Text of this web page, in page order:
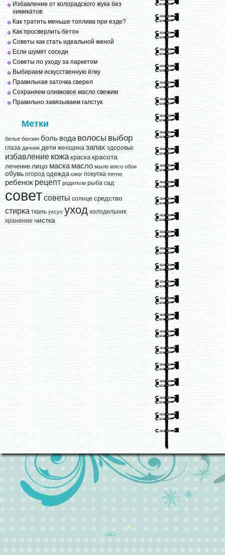
Избавление от колорадского жука без
химикатов
Как тратить меньше топлива при езде?
Как просверлить бетон
Советы как стать идеальной женой
Если шумят соседи
Советы по уходу за паркетом
Выбираем искусственную ёлку
Правильная заточка сверел
Сохраняем оливковое масло свежим
Правильно завязываем галстук
Метки
белье бензин боль вода волосы выбор
глаза дачник дети женщина запах здоровье
избавление кожа краска красота
лечение лицо маска масло мыло мясо обои
обувь огород одежда ожог покупка пятно
ребенок рецепт родители рыба сад
советсоветы солнце средство
стирка ткань уксус уход холодильник
хранение чистка